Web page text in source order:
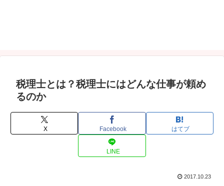
税理士とは？税理士にはどんな仕事が頼め
るのか
X Facebook はてブ
LINE
2017.10.23